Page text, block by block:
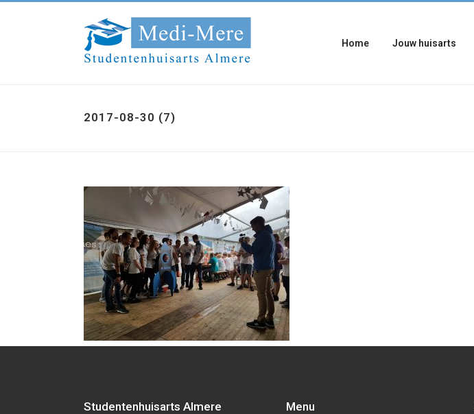
Home Jouw huisarts
2017-08-30 (7)
Studentenhuisarts Almere Menu